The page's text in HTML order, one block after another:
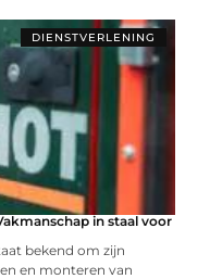
DIENSTVERLENING
in staal voor
bekend om zijn
en monteren van